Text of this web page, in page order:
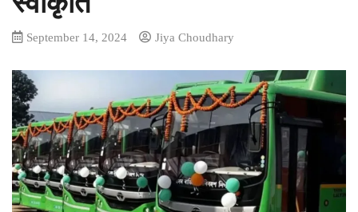
September 14, 2024 Jiya Choudhary